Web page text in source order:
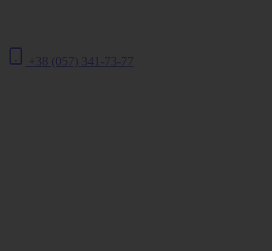
+38 (057) 341-73-77